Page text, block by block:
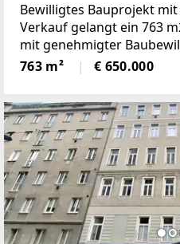
Bewilligtes Bauprojekt
Verkauf gelangt ein 763
mit genehmigter
Häuser mit gesamt 670
8
763 m² € 650.000